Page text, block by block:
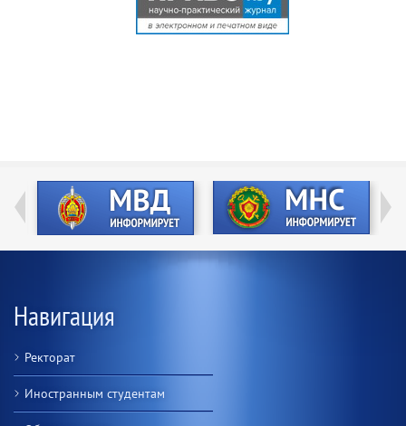
Навигация
Ректорат
Иностранным студентам